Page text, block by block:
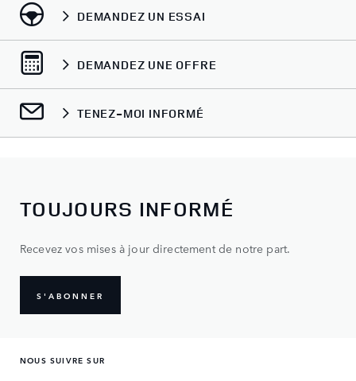
DEMANDEZ UN ESSAI
DEMANDEZ UNE OFFRE
TENEZ-MOI INFORMÉ
TOUJOURS INFORMÉ
Recevez vos mises à jour directement de notre part.
S'ABONNER
NOUS SUIVRE SUR